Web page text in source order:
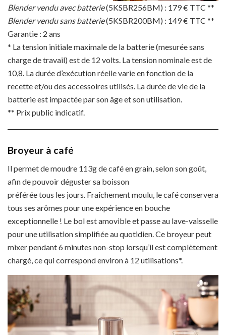
Blender vendu avec batterie(5KSBR256BM) : 179 € TTC **
Blender vendu sans batterie(5KSBR200BM) : 149 € TTC **
Garantie : 2 ans
* La tension initiale maximale de la batterie (mesurée sans
charge de travail) est de 12 volts. La tension nominale est de
10,8. La durée d’exécution réelle varie en fonction de la
recette et/ou des accessoires utilisés. La durée de vie de la
batterie est impactée par son âge et son utilisation.
** Prix public indicatif.
Broyeur à café
Il permet de moudre 113g de café en grain, selon son goût,
afin de pouvoir déguster sa boisson
préférée tous les jours. Fraîchement moulu, le café conservera
tous ses arômes pour une expérience en bouche
exceptionnelle ! Le bol est amovible et passe au lave-vaisselle
pour une utilisation simplifiée au quotidien. Ce broyeur peut
mixer pendant 6 minutes non-stop lorsqu’il est complètement
chargé, ce qui correspond environ à 12 utilisations*.